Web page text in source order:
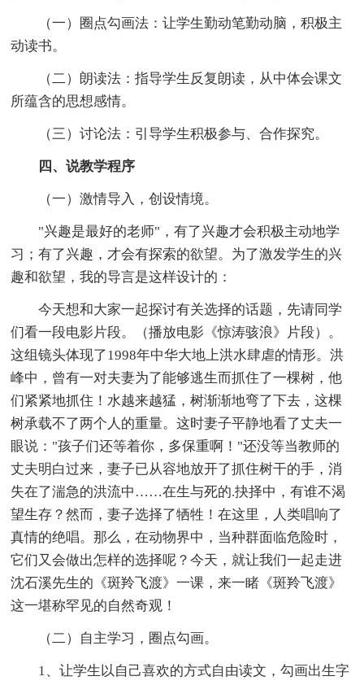
（一）圈点勾画法：让学生勤动笔勤动脑，积极主
动读书。
（二）朗读法：指导学生反复朗读，从中体会课文
所蕴含的思想感情。
（三）讨论法：引导学生积极参与、合作探究。
四、说教学程序
（一）激情导入，创设情境。
"兴趣是最好的老师"，有了兴趣才会积极主动地学
习；有了兴趣，才会有探索的欲望。为了激发学生的兴
趣和欲望，我的导言是这样设计的：
今天想和大家一起探讨有关选择的话题，先请同学
们看一段电影片段。（播放电影《惊涛骇浪》片段）。
这组镜头体现了1998年中华大地上洪水肆虐的情形。洪
峰中，曾有一对夫妻为了能够逃生而抓住了一棵树，他
们紧紧地抓住！水越来越猛，树渐渐地弯了下去，这棵
树承载不了两个人的重量。这时妻子平静地看了丈夫一
眼说："孩子们还等着你，多保重啊！"还没等当教师的
丈夫明白过来，妻子已从容地放开了抓住树干的手，消
失在了湍急的洪流中……在生与死的.抉择中，有谁不渴
望生存？然而，妻子选择了牺牲！在这里，人类唱响了
真情的绝唱。那么，在动物界中，当种群面临危险时，
它们又会做出怎样的选择呢？今天，就让我们一起走进
沈石溪先生的《斑羚飞渡》一课，来一睹《斑羚飞渡》
这一堪称罕见的自然奇观！
（二）自主学习，圈点勾画。
1、让学生以自己喜欢的方式自由读文，勾画出生字